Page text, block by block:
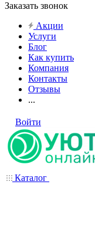
Заказать звонок
Акции
Услуги
Блог
Как купить
Компания
Контакты
Отзывы
...
Войти
Каталог